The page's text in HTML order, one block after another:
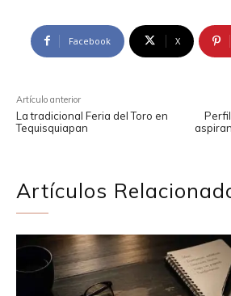
Facebook X
Artículo anterior
La tradicional Feria del Toro en
Tequisquiapan
Artículos